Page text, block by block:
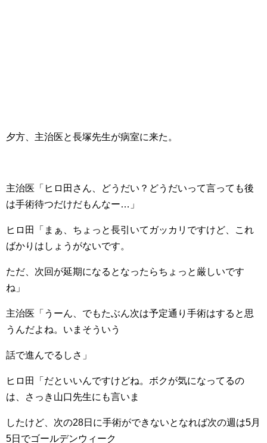
夕方、主治医と長塚先生が病室に来た。
主治医「ヒロ田さん、どうだい？どうだいって言っても後
は手術待つだけだもんなー…」
ヒロ田「まぁ、ちょっと長引いてガッカリですけど、これ
ばかりはしょうがないです。
ただ、次回が延期になるとなったらちょっと厳しいです
ね」
主治医「うーん、でもたぶん次は予定通り手術はすると思
うんだよね。いまそういう
話で進んでるしさ」
ヒロ田「だといいんですけどね。ボクが気になってるの
は、さっき山口先生にも言いま
したけど、次の28日に手術ができないとなれば次の週は5月
5日でゴールデンウィーク